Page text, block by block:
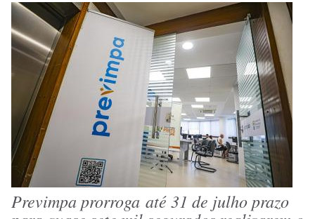
Previmpa prorroga até 31 de julho prazo